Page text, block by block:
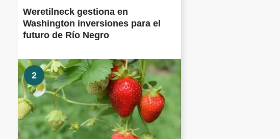
Weretilneck gestiona en
Washington inversiones para el
futuro de Río Negro
2